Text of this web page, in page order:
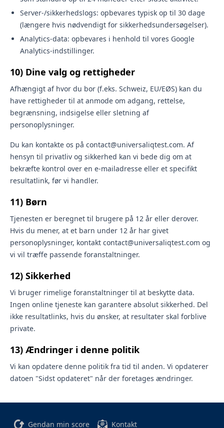
Server-/sikkerhedslogs: opbevares typisk op til 30 dage
(længere hvis nødvendigt for sikkerhedsundersøgelser).
Analytics-data: opbevares i henhold til vores Google
Analytics-indstillinger.
10) Dine valg og rettigheder
Afhængigt af hvor du bor (f.eks. Schweiz, EU/EØS) kan du
have rettigheder til at anmode om adgang, rettelse,
begrænsning, indsigelse eller sletning af
personoplysninger.
Du kan kontakte os på contact@universaliqtest.com. Af
hensyn til privatliv og sikkerhed kan vi bede dig om at
bekræfte kontrol over en e-mailadresse eller et specifikt
resultatlink, før vi handler.
11) Børn
Tjenesten er beregnet til brugere på 12 år eller derover.
Hvis du mener, at et barn under 12 år har givet
personoplysninger, kontakt contact@universaliqtest.com og
vi vil træffe passende foranstaltninger.
12) Sikkerhed
Vi bruger rimelige foranstaltninger til at beskytte data.
Ingen online tjeneste kan garantere absolut sikkerhed. Del
ikke resultatlinks, hvis du ønsker, at resultater skal forblive
private.
13) Ændringer i denne politik
Vi kan opdatere denne politik fra tid til anden. Vi opdaterer
datoen "Sidst opdateret" når der foretages ændringer.
Gendan min score Kontakt